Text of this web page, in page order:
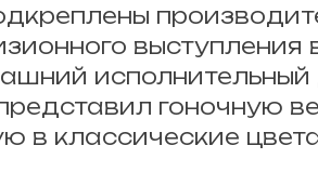
выступления
гоночную
в классические